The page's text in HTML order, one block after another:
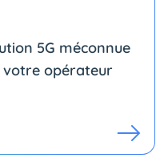
5G méconnue
votre opérateur